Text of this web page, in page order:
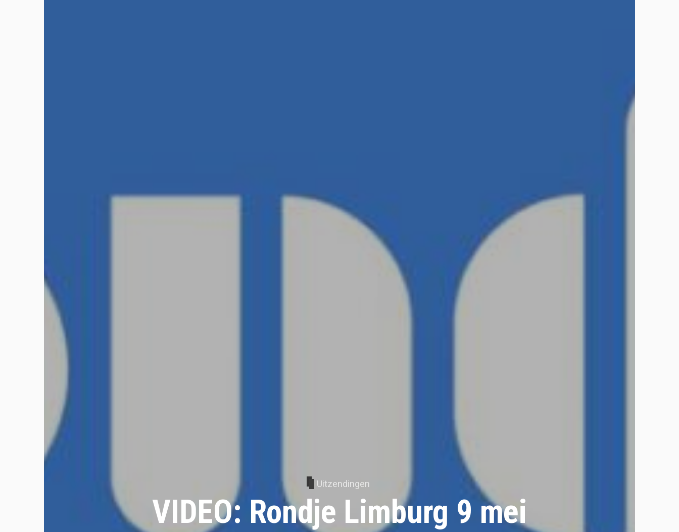
Uitzendingen
VIDEO: Rondje Limburg 9 mei